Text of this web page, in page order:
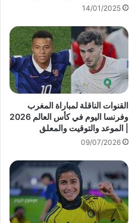
14/01/2025
القنوات الناقلة لمباراة المغرب
وفرنسا اليوم في كأس العالم 2026
| الموعد والتوقيت والمعلق
09/07/2026